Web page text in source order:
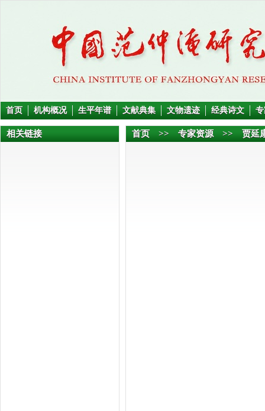
首页 机构概况 生平年谱 文献典集 文物遗迹 经典诗文
相关链接 首页 >> 专家资源 >> 贾延